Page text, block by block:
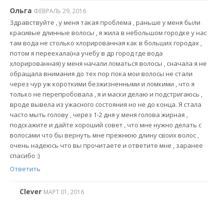
Ольга ФЕВРАЛЬ 29, 2016
Здравствуйте , у меня такая проблема , раньше у меня были
красивые длинные волосы , я жила в небольшом городке у нас
там вода не столько хлорированная как в больших городах ,
потом я переехала(на учебу в др город где вода
хлорированная) у меня начали ломаться волосы , сначала я не
обращала внимания до тех пор пока мои волосы не стали
через чур уж короткими безжизненными и ломкими , что я
только не перепробовала , я и маски делаю и подстригаюсь ,
вроде вывела из ужасного состояния но не до конца. Я стала
часто мыть голову , через 1-2 дня у меня голова жирная ,
подскажите и дайте хороший совет , что мне нужно делать с
волосами что бы вернуть мне прежнюю длину своих волос ,
очень надеюсь что вы прочитаете и ответите мне , заранее
спасибо :)
Ответить
Clever МАРТ 01, 2016